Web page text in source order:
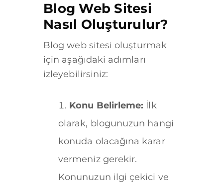
Blog Web Sitesi
Nasıl Oluşturulur?
Blog web sitesi oluşturmak
için aşağıdaki adımları
izleyebilirsiniz:
Konu Belirleme: İlk
olarak, blogunuzun hangi
konuda olacağına karar
vermeniz gerekir.
Konunuzun ilgi çekici ve